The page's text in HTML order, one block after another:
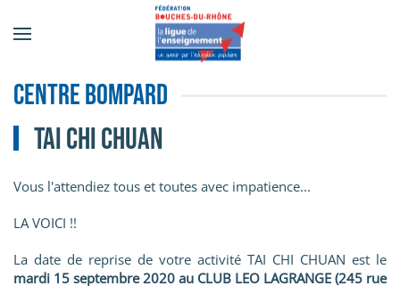
Accéder au contenu principal
Centre Bompard
TAI CHI CHUAN
Vous l'attendiez tous et toutes avec impatience...
LA VOICI !!
La date de reprise de votre activité TAI CHI CHUAN est le
mardi 15 septembre 2020 au CLUB LEO LAGRANGE (245 rue